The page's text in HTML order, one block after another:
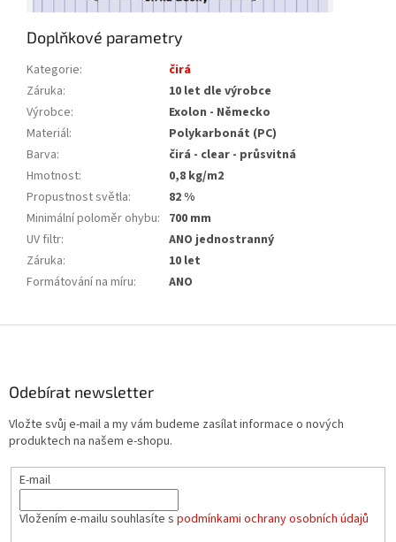
Doplňkové parametry
Kategorie:
čirá
Záruka:
10 let dle výrobce
Výrobce:
Exolon - Německo
Materiál:
Polykarbonát (PC)
Barva:
čirá - clear - průsvitná
Hmotnost:
0,8 kg/m2
Propustnost světla:
82 %
Minimální poloměr ohybu: 700 mm
UV filtr:
ANO jednostranný
Záruka:
10 let
Formátování na míru: ANO
Odebírat newsletter
Vložte svůj e-mail a my vám budeme zasílat informace o nových
produktech na našem e-shopu.
E-mail
Vložením e-mailu souhlasíte s podmínkami ochrany osobních údajů